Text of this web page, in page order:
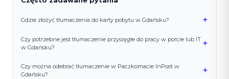
Gdzie złożyć tłumaczenia do karty pobytu w Gdańsku? +
Czy potrzebne jest tłumaczenie przysięgłe do pracy w porcie lub IT
w Gdańsku?
+
Czy można odebrać tłumaczenie w Paczkomacie InPost w
Gdańsku?
+